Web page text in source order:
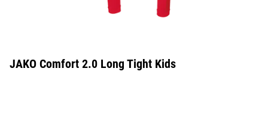
JAKO Comfort 2.0 Long Tight Kids